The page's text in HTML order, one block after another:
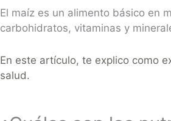
El maíz es un alimento básico en
carbohidratos, vitaminas y
En este artículo, te explico como
salud.